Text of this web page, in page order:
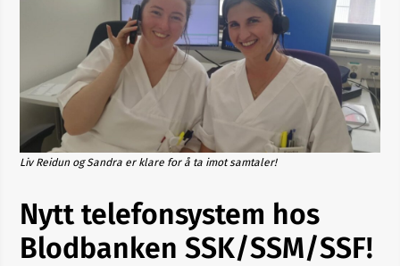
Liv Reidun og Sandra er klare for å ta imot samtaler!
Nytt telefonsystem hos
Blodbanken SSK/SSM/SSF!